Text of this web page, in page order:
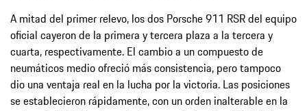
A mitad del primer relevo, los dos Porsche 911 RSR del equipo
oficial cayeron de la primera y tercera plaza a la tercera y
cuarta, respectivamente. El cambio a un compuesto de
neumáticos medio ofreció más consistencia, pero tampoco
dio una ventaja real en la lucha por la victoria. Las posiciones
se establecieron rápidamente, con un orden inalterable en la